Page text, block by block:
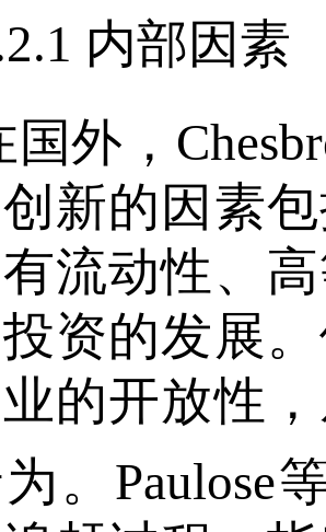
内部因素
国外，
新的因素
流动性、
资的发展
的开放性
。Paulose